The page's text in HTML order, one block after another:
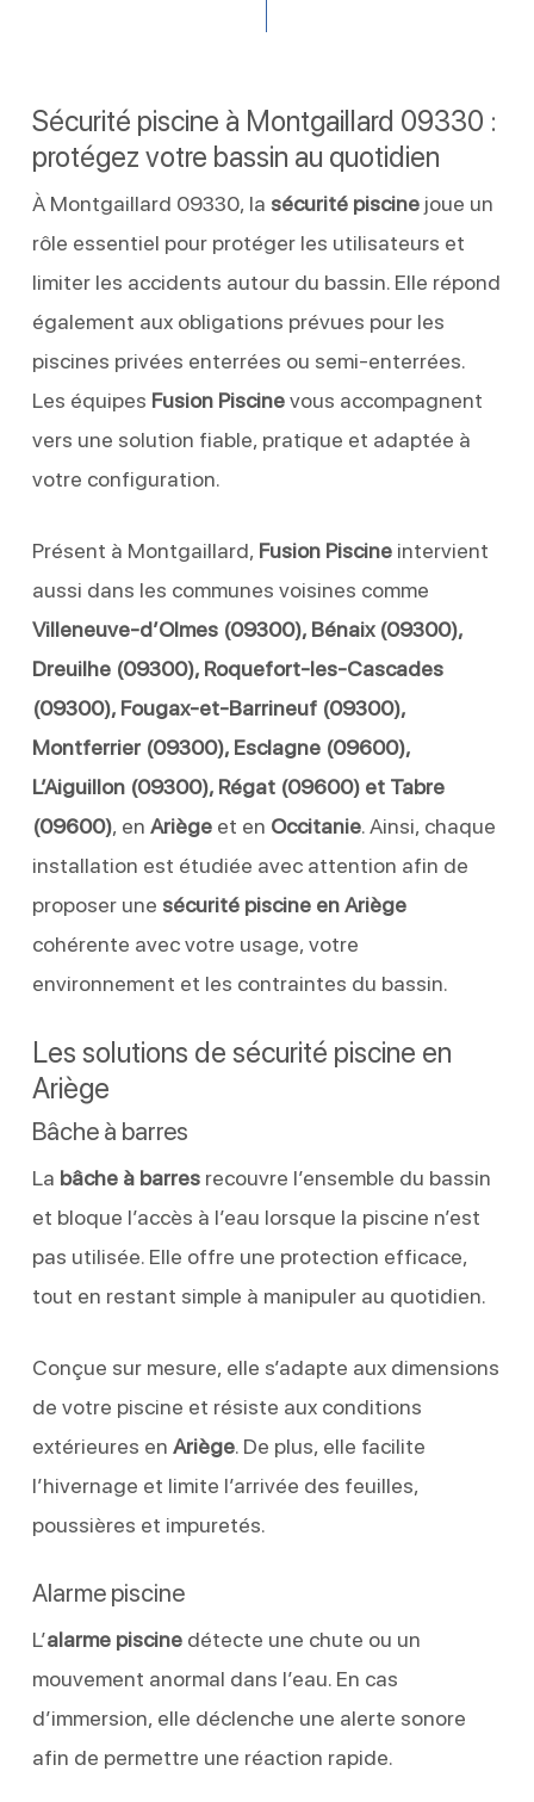
Sécurité piscine à Montgaillard 09330 :
protégez votre bassin au quotidien
À Montgaillard 09330, la sécurité piscinejoue un
rôle essentiel pour protéger les utilisateurs et
limiter les accidents autour du bassin. Elle répond
également aux obligations prévues pour les
piscines privées enterrées ou semi-enterrées.
Les équipes Fusion Piscinevous accompagnent
vers une solution fiable, pratique et adaptée à
votre configuration.
Présent à Montgaillard, Fusion Piscineintervient
aussi dans les communes voisines comme
Villeneuve-d’Olmes (09300), Bénaix (09300),
Dreuilhe (09300), Roquefort-les-Cascades
(09300), Fougax-et-Barrineuf (09300),
Montferrier (09300), Esclagne (09600),
L’Aiguillon (09300), Régat (09600) et Tabre
(09600), en Ariègeet en Occitanie. Ainsi, chaque
installation est étudiée avec attention afin de
proposer une sécurité piscine en Ariège
cohérente avec votre usage, votre
environnement et les contraintes du bassin.
Les solutions de sécurité piscine en
Ariège
Bâche à barres
La bâche à barresrecouvre l’ensemble du bassin
et bloque l’accès à l’eau lorsque la piscine n’est
pas utilisée. Elle offre une protection efficace,
tout en restant simple à manipuler au quotidien.
Conçue sur mesure, elle s’adapte aux dimensions
de votre piscine et résiste aux conditions
extérieures en Ariège. De plus, elle facilite
l’hivernage et limite l’arrivée des feuilles,
poussières et impuretés.
Alarme piscine
L’alarme piscinedétecte une chute ou un
mouvement anormal dans l’eau. En cas
d’immersion, elle déclenche une alerte sonore
afin de permettre une réaction rapide.